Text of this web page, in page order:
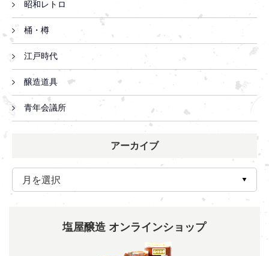
昭和レトロ
桶・樽
江戸時代
醸造道具
青年会議所
アーカイブ
塩屋醸造 オンラインショップ